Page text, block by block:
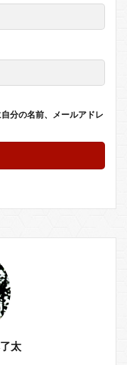
分の名前、メールアドレ
太